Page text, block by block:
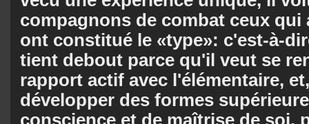
compagnons de combat ceux
ont constitué le «type»: c'est-à-
tient debout parce qu'il veut se
rapport actif avec l'élémentaire,
développer des formes
conscience et de maîtrise de soi,